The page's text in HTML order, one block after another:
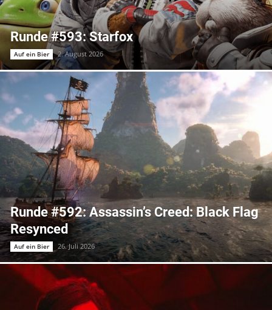
Runde #593: Starfox
Auf ein Bier 2. August 2026
Runde #592: Assassin’s Creed: Black Flag
Resynced
Auf ein Bier 26. Juli 2026